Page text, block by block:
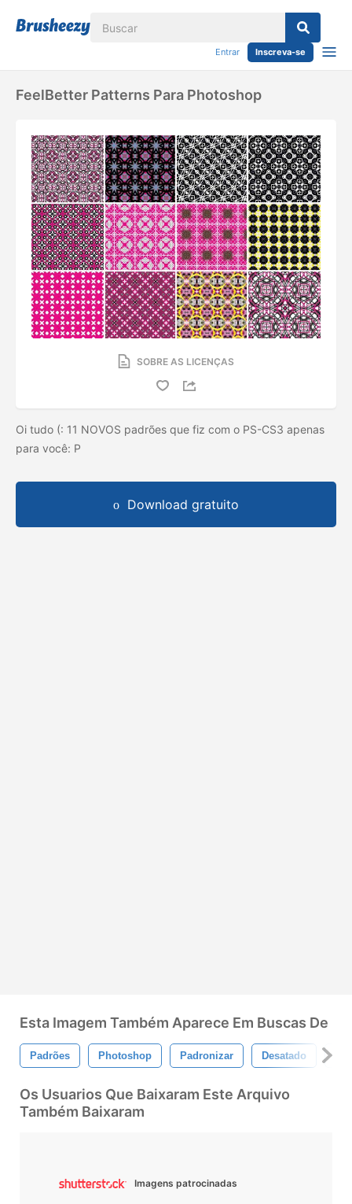
Entrar Inscreva-se
FeelBetter Patterns Para Photoshop
SOBRE AS LICENÇAS
Oi tudo (: 11 NOVOS padrões que fiz com o PS-CS3 apenas
para você: P
Download gratuito
Esta Imagem Também Aparece Em Buscas De
Padrões Photoshop Padronizar Desatado
Os Usuarios Que Baixaram Este Arquivo
Também Baixaram
Imagens patrocinadas